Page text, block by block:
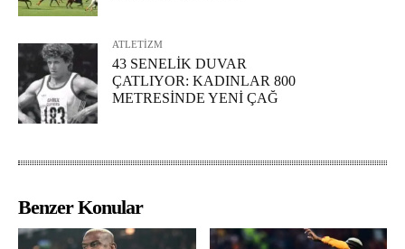
ATLETİZM
43 SENELİK DUVAR
ÇATLIYOR: KADINLAR 800
METRESİNDE YENİ ÇAĞ
Benzer Konular